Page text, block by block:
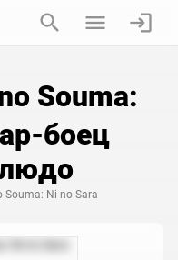
Souma:
боец
Souma: Ni no Sara